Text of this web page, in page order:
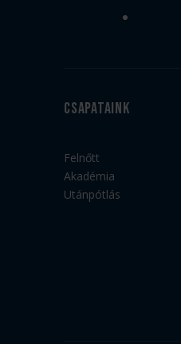
Csapataink
Felnőtt
Akadémia
Utánpótlás